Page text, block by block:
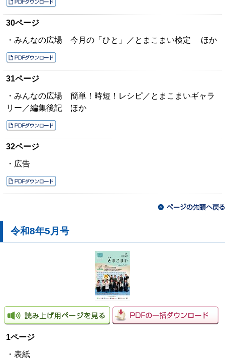
30ページ
・みんなの広場 今月の「ひと」／とまこまい検定 ほか
31ページ
・みんなの広場 簡単！時短！レシピ／とまこまいギャラ
リー／編集後記 ほか
32ページ
・広告
令和8年5月号
1ページ
・表紙